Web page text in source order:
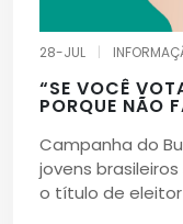
28-JUL
“SE VOCÊ
PORQUE NÃO
Campanha do
jovens
o título de